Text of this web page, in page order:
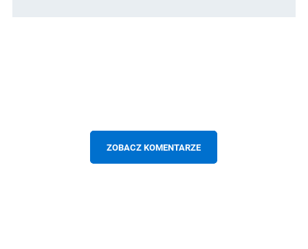
ZOBACZ KOMENTARZE